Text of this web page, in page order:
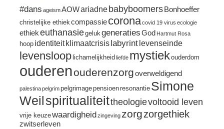
#dans ageismAOWariadne babyboomers Bonhoeffer
christelijke ethiekcompassiecoronacovid 19 virus ecologie
ethiekeuthanasiegelukgeneratiesGod Hartmut Rosa
hoop identiteit klimaatcrisislabyrint levenseinde
levensloop lichamelijkheid liefde mystiekouderdom
ouderenouderenzorgoverweldigend
palestinapelgrimpelgrimagepensioenresonantie Simone
Weil spiritualiteittheologievoltooid leven
vrije keuzewaardigheidzingeving zorgzorgethiek
zwitserleven